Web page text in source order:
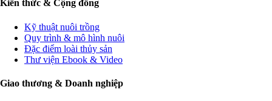
Kiến thức & Cộng đồng
Kỹ thuật nuôi trồng
Quy trình & mô hình nuôi
Đặc điểm loài thủy sản
Thư viện Ebook & Video
Giao thương & Doanh nghiệp